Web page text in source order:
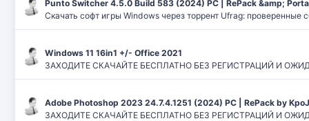
Punto Switcher 4.5.0 Build 583 (2024) РС | RePack &amp;
Скачать софт игры Windows через торрент Ufrag: проверенные
Windows 11 16in1 +/- Office 2021
ЗАХОДИТЕ СКАЧАЙТЕ БЕСПЛАТНО БЕЗ РЕГИСТРАЦИЙ И
Adobe Photoshop 2023 24.7.4.1251 (2024) PC | RePack by
ЗАХОДИТЕ СКАЧАЙТЕ БЕСПЛАТНО БЕЗ РЕГИСТРАЦИЙ И